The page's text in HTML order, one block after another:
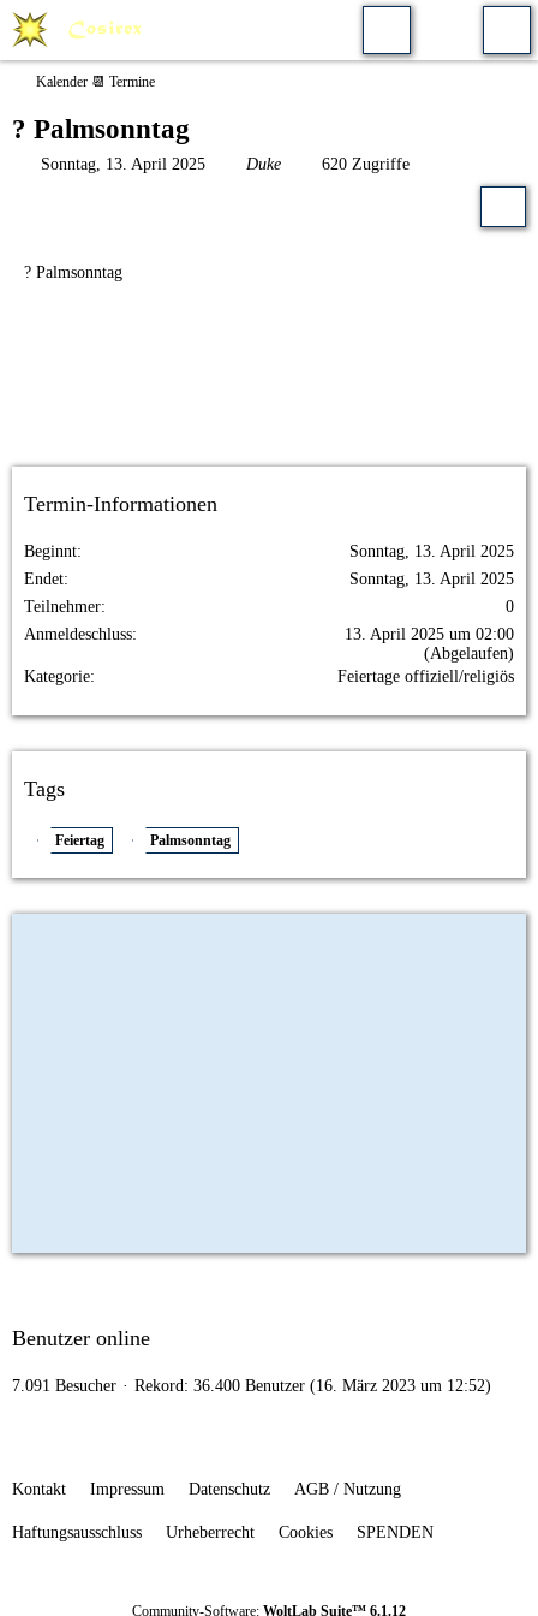
Kalender 📆 Termine
? Palmsonntag
Sonntag, 13. April 2025 Duke 620 Zugriffe
? Palmsonntag
Termin-Informationen
Beginnt
Sonntag, 13. April 2025
Endet
Sonntag, 13. April 2025
Teilnehmer
0
Anmeldeschluss
13. April 2025 um 02:00
(Abgelaufen)
Kategorie
Feiertage offiziell/religiös
Tags
Feiertag Palmsonntag
Benutzer online
7.091 Besucher Rekord: 36.400 Benutzer (16. März 2023 um 12:52)
Kontakt Impressum Datenschutz AGB / Nutzung
Haftungsausschluss Urheberrecht Cookies SPENDEN
Community-Software: WoltLab Suite™ 6.1.12